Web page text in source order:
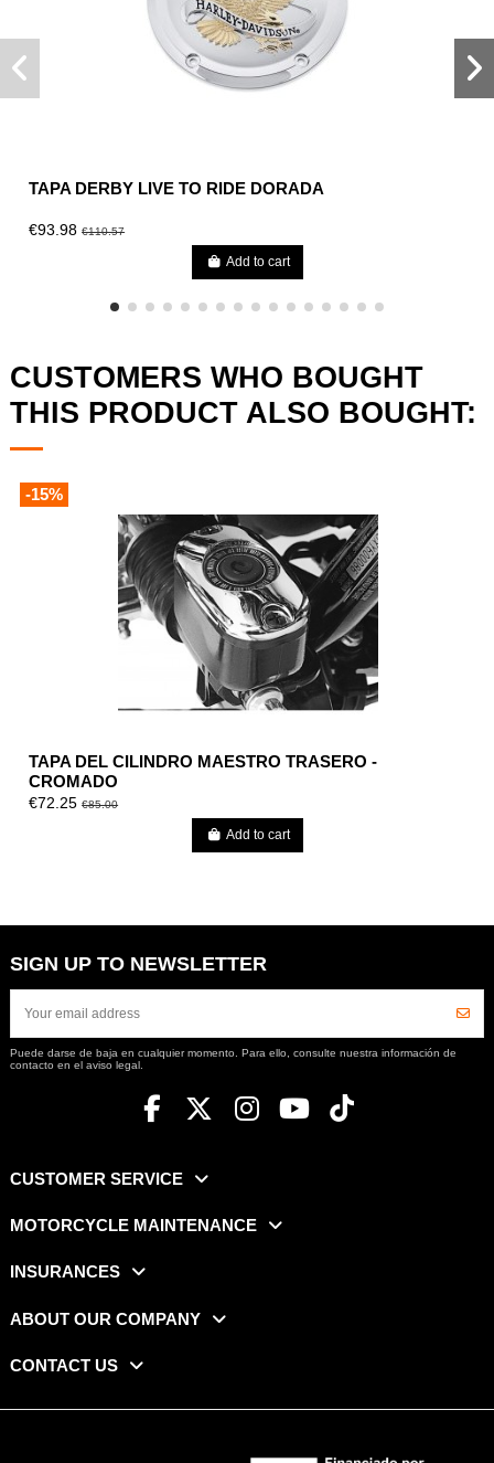
TAPA DERBY LIVE TO RIDE DORADA
€93.98€110.57
Add to cart
CUSTOMERS WHO BOUGHT
THIS PRODUCT ALSO BOUGHT:
-15%
TAPA DEL CILINDRO MAESTRO TRASERO -
CROMADO
€72.25€85.00
Add to cart
SIGN UP TO NEWSLETTER
Puede darse de baja en cualquier momento. Para ello, consulte nuestra información de
contacto en el aviso legal.
CUSTOMER SERVICE
MOTORCYCLE MAINTENANCE
INSURANCES
ABOUT OUR COMPANY
CONTACT US